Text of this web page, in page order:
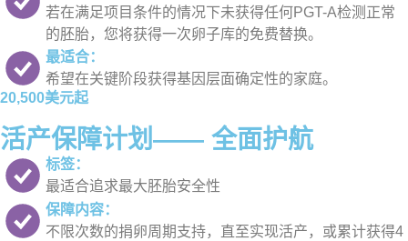
若在满足项目条件的情况下未获得任何PGT-A检测正常
的胚胎，您将获得一次卵子库的免费替换。
最适合：
希望在关键阶段获得基因层面确定性的家庭。
20,500美元起
活产保障计划—— 全面护航
标签：
最适合追求最大胚胎安全性
保障内容：
不限次数的捐卵周期支持，直至实现活产，或累计获得4